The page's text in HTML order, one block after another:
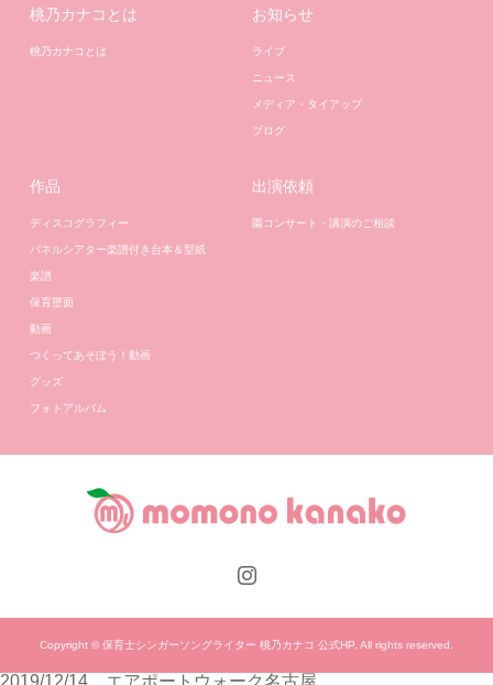
桃乃カナコとは
桃乃カナコとは
お知らせ
ライブ
ニュース
メディア・タイアップ
ブログ
作品
ディスコグラフィー
パネルシアター楽譜付き台本＆型紙
楽譜
保育壁面
動画
つくってあそぼう！動画
グッズ
フォトアルバム
出演依頼
園コンサート・講演のご相談
Copyright © 保育士シンガーソングライター 桃乃カナコ 公式HP. All rights reserved.